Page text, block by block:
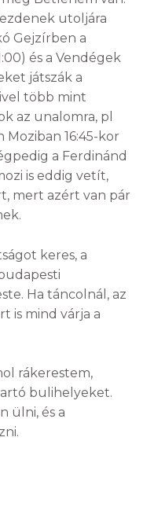
utoljára
Gejzírben a
és a Vendégek
játszák a
több mint
az unalomra, pl
Moziban 16:45-kor
a Ferdinánd
is eddig vetít,
mert azért van pár
keres, a
Ha táncolnál, az
is mind várja a
rákerestem,
bulihelyeket.
ülni, és a